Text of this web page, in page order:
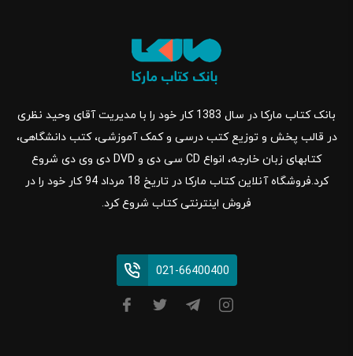
بانک کتاب مارکا در سال 1383 کار خود را با مدیریت آقای وحید نظری
در قالب پخش و توزیع کتب درسی و کمک آموزشی، کتب دانشگاهی،
کتابهای زبان خارجه، انواع CD سی دی و DVD دی وی دی شروع
کرد.فروشگاه آنلاین کتاب مارکا در تاریخ 18 مرداد 94 کار خود را در
فروش اینترنتی کتاب شروع کرد.
021-66400400